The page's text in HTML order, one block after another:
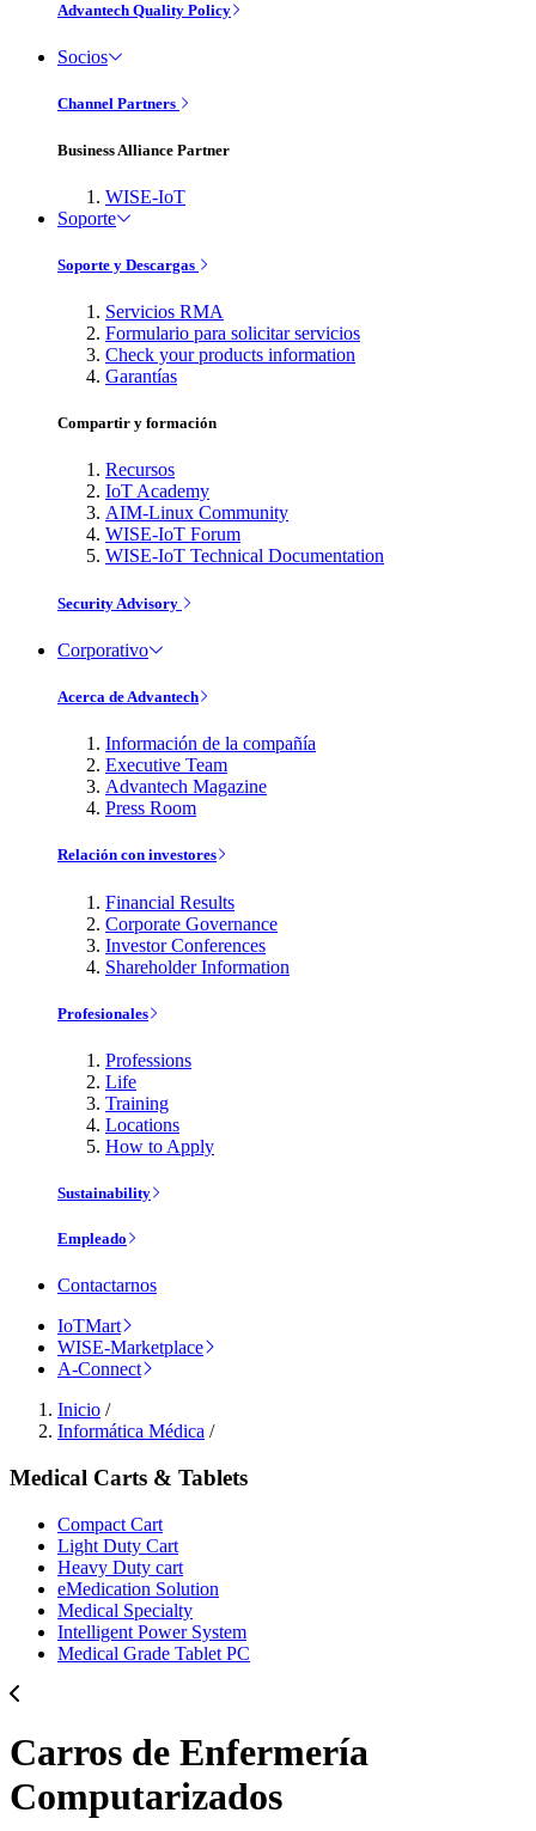
Advantech Quality Policy
Socios
Channel Partners
Business Alliance Partner
WISE-IoT
Soporte
Soporte y Descargas
Servicios RMA
Formulario para solicitar servicios
Check your products information
Garantías
Compartir y formación
Recursos
IoT Academy
AIM-Linux Community
WISE-IoT Forum
WISE-IoT Technical Documentation
Security Advisory
Corporativo
Acerca de Advantech
Información de la compañía
Executive Team
Advantech Magazine
Press Room
Relación con investores
Financial Results
Corporate Governance
Investor Conferences
Shareholder Information
Profesionales
Professions
Life
Training
Locations
How to Apply
Sustainability
Empleado
Contactarnos
IoTMart
WISE-Marketplace
A-Connect
Inicio /
Informática Médica /
Medical Carts & Tablets
Compact Cart
Light Duty Cart
Heavy Duty cart
eMedication Solution
Medical Specialty
Intelligent Power System
Medical Grade Tablet PC
Carros de Enfermería
Computarizados